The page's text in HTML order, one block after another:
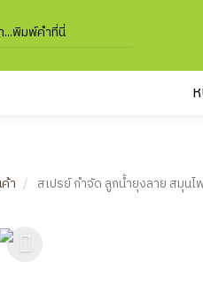
า สเปรย์​ กำจัด​ ลูกน้ำยุงลาย สมุน
Previous